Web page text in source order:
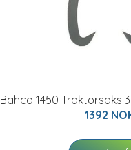
Bahco 1450 Traktorsaks
1392